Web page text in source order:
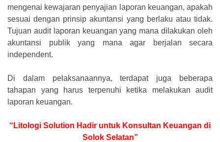
mengenai kewajaran penyajian laporan keuangan, apakah
sesuai dengan prinsip akuntansi yang berlaku atau tidak.
Tujuan audit laporan keuangan yang mana dilakukan oleh
akuntansi publik yang mana agar berjalan secara
independent.
Di dalam pelaksanaannya, terdapat juga beberapa
tahapan yang harus terpenuhi ketika melakukan audit
laporan keuangan.
“Litologi Solution Hadir untuk Konsultan Keuangan di
Solok Selatan”